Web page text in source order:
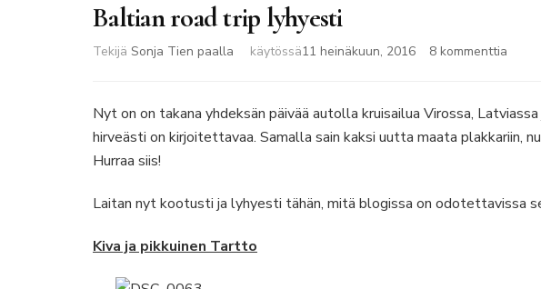
Baltian road trip lyhyesti
Tekijä Sonja Tien paalla käytössä11 heinäkuun, 2016 8 kommenttia
trip
Nyt on on takana yhdeksän päivää autolla kruisailua Virossa,
hirveästi on kirjoitettavaa. Samalla sain kaksi uutta maata plakkariin,
Hurraa siis!
Laitan nyt kootusti ja lyhyesti tähän, mitä blogissa on odotettavissa
Kiva ja pikkuinen Tartto